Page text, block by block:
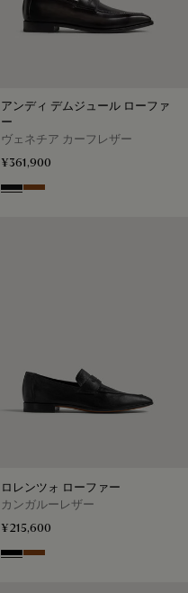
アンディ デムジュール ローファ
ー
ヴェネチア カーフレザー
¥361,900
Nero Grigio
Cacao Intenso
ロレンツォ ローファー
カンガルーレザー
¥215,600
NeroTabacco